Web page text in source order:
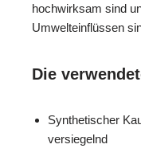
hochwirksam sind
Umwelteinflüssen
Die
Synthetischer
versiegelnd